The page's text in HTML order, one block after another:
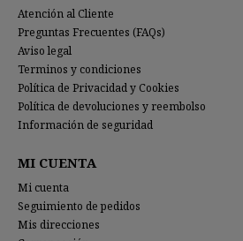
Atención al Cliente
Preguntas Frecuentes (FAQs)
Aviso legal
Terminos y condiciones
Política de Privacidad y Cookies
Política de devoluciones y reembolso
Información de seguridad
MI CUENTA
Mi cuenta
Seguimiento de pedidos
Mis direcciones